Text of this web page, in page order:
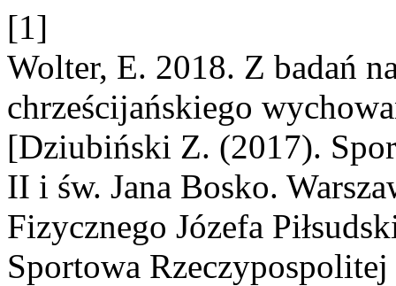
[1]
Wolter, E. 2018. Z badań
chrześcijańskiego
[Dziubiński Z. (2017).
II i św. Jana Bosko.
Fizycznego Józefa
Sportowa